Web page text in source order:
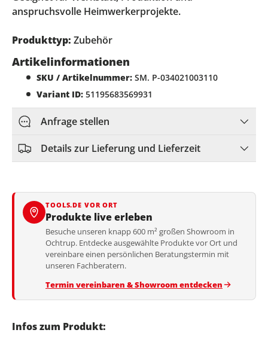
anspruchsvolle Heimwerkerprojekte.
Produkttyp: Zubehör
Artikelinformationen
SKU / Artikelnummer: SM. P-034021003110
Variant ID: 51195683569931
Anfrage stellen
Details zur Lieferung und Lieferzeit
TOOLS.DE VOR ORT
Produkte live erleben
Besuche unseren knapp 600 m² großen Showroom in
Ochtrup. Entdecke ausgewählte Produkte vor Ort und
vereinbare einen persönlichen Beratungstermin mit
unseren Fachberatern.
Termin vereinbaren & Showroom entdecken
Infos zum Produkt: